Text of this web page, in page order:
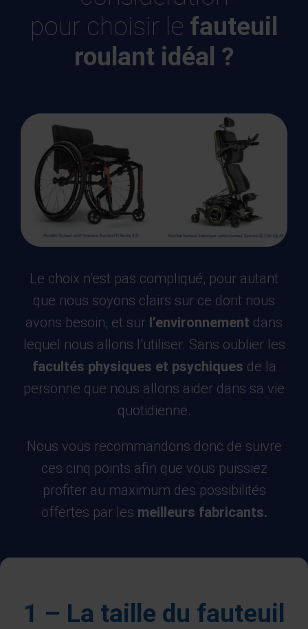
pour choisir le fauteuil
roulant idéal ?
Le choix n’est pas compliqué, pour autant
que nous soyons clairs sur ce dont nous
avons besoin, et sur l’environnement dans
lequel nous allons l’utiliser. Sans oublier les
facultés physiques et psychiques de la
personne que nous allons aider dans sa vie
quotidienne.
Nous vous recommandons donc de suivre
ces cinq points afin que vous puissiez
profiter au maximum des possibilités
offertes par les meilleurs fabricants.
1 – La taille du fauteuil